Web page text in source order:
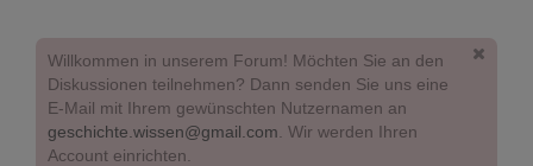
Willkommen in unserem Forum! Möchten Sie an den
Diskussionen teilnehmen? Dann senden Sie uns eine
E-Mail mit Ihrem gewünschten Nutzernamen an
geschichte.wissen@gmail.com. Wir werden Ihren
Account einrichten.